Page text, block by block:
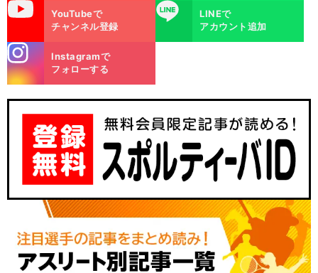
YouTubeで
チャンネル登録
LINE
LINEで
アカウント追加
m
Instagramで
フォローする